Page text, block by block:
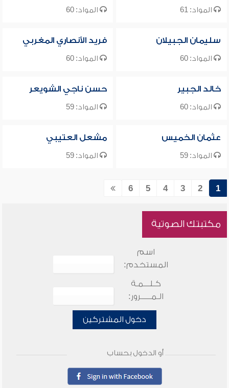
المواد: 61 المواد: 60
سليمان الجبيلان
المواد: 60
فريد الأنصاري المغربي
المواد: 60
خالد الجبير
المواد: 60
حسن ناجي الشويعر
المواد: 59
عثمان الخميس
المواد: 59
مشعل العتيبي
المواد: 59
1
2
3
4
5
6
مكتبتك الصوتية
اسم
المستخدم:
كـلـــمـة
الـمـــــرور:
دخول المشتركين
أو الدخول بحساب